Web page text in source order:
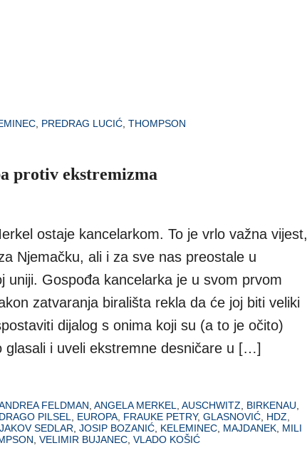
PREDRAG LUCIĆ THOMPSON
protiv ekstremizma
ostaje kancelarkom. To je vrlo važna vijest,
Njemačku, ali i za sve nas preostale u
uniji. Gospođa kancelarka je u svom prvom
zatvaranja birališta rekla da će joj biti veliki
dijalog s onima koji su (a to je očito)
glasali i uveli ekstremne desničare u […]
FELDMAN ANGELA MERKEL AUSCHWITZ BIRKENAU
DRAGO PILSEL EUROPA FRAUKE PETRY, GLASNOVIĆ HDZ
JAKOV SEDLAR JOSIP BOZANIĆ KELEMINEC MAJDANEK MILI
VELIMIR BUJANEC VLADO KOŠIĆ